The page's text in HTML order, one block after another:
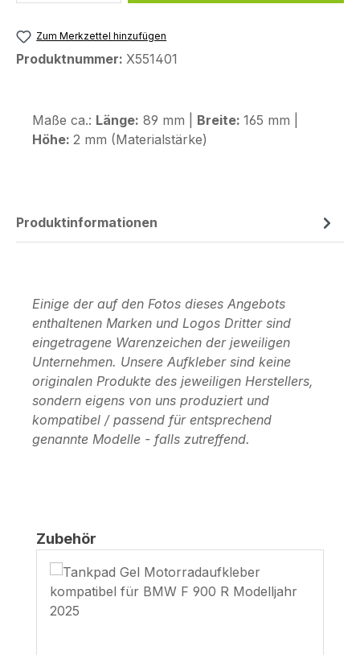
Zum Merkzettel hinzufügen
Produktnummer: X551401
Maße ca.: Länge: 89 mm | Breite: 165 mm |
Höhe: 2 mm (Materialstärke)
Produktinformationen
Einige der auf den Fotos dieses Angebots
enthaltenen Marken und Logos Dritter sind
eingetragene Warenzeichen der jeweiligen
Unternehmen. Unsere Aufkleber sind keine
originalen Produkte des jeweiligen Herstellers,
sondern eigens von uns produziert und
kompatibel / passend für entsprechend
genannte Modelle - falls zutreffend.
Produktgalerie überspringen
Zubehör